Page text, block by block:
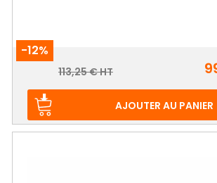
-12%
Prix
Prix
113,25 € HT
AJOUTER AU PANIER